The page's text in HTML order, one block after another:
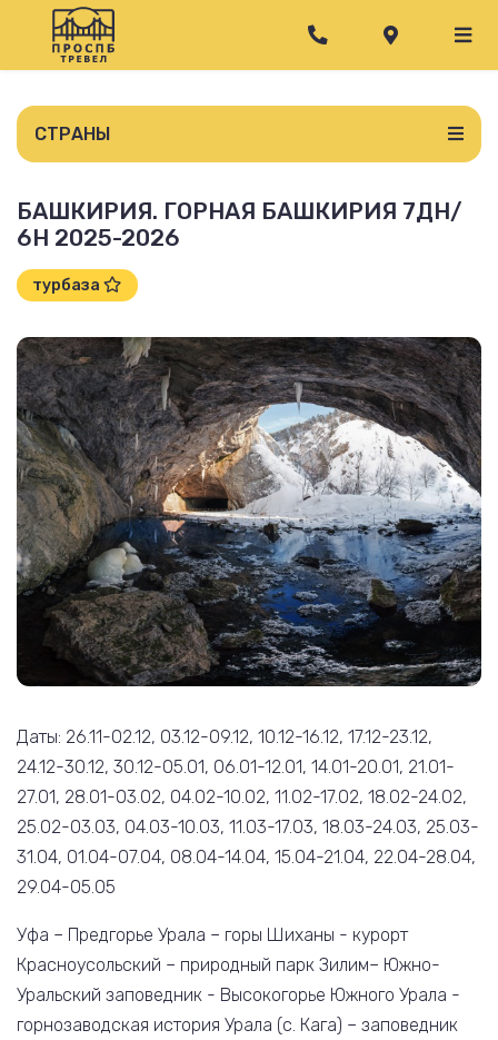
СТРАНЫ
БАШКИРИЯ. ГОРНАЯ БАШКИРИЯ 7ДН/
6Н 2025-2026
турбаза
Даты: 26.11-02.12, 03.12-09.12, 10.12-16.12, 17.12-23.12,
24.12-30.12, 30.12-05.01, 06.01-12.01, 14.01-20.01, 21.01-
27.01, 28.01-03.02, 04.02-10.02, 11.02-17.02, 18.02-24.02,
25.02-03.03, 04.03-10.03, 11.03-17.03, 18.03-24.03, 25.03-
31.04, 01.04-07.04, 08.04-14.04, 15.04-21.04, 22.04-28.04,
29.04-05.05
Уфа – Предгорье Урала – горы Шиханы - курорт
Красноусольский – природный парк Зилим– Южно-
Уральский заповедник - Высокогорье Южного Урала -
горнозаводская история Урала (с. Кага) – заповедник